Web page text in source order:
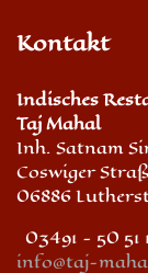
Kontakt
Indisches
Taj Mahal
Inh. Satnam
Coswiger
06886
03491 - 50 51
info@taj-